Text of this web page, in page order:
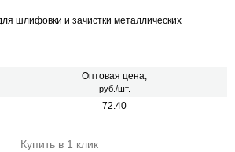
шлифовки и зачистки металлических
Оптовая цена,
руб./шт.
72.40
Купить в 1 клик